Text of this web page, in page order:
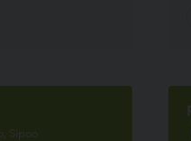
Sipoo